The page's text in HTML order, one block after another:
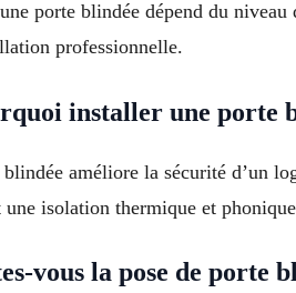
porte blindée dépend du
professionnelle.
installer une porte
améliore la sécurité d’un
une isolation thermique et
vous la pose de porte